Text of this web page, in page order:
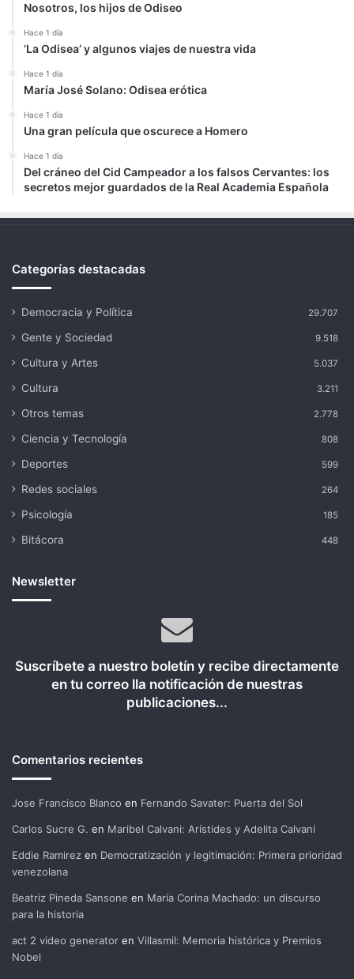
Nosotros, los hijos de Odiseo
Hace 1 día
‘La Odisea’ y algunos viajes de nuestra vida
Hace 1 día
María José Solano: Odisea erótica
Hace 1 día
Una gran película que oscurece a Homero
Hace 1 día
Del cráneo del Cid Campeador a los falsos Cervantes: los
secretos mejor guardados de la Real Academia Española
Categorías destacadas
Democracia y Política 29.707
Gente y Sociedad 9.518
Cultura y Artes 5.037
Cultura 3.211
Otros temas 2.778
Ciencia y Tecnología 808
Deportes 599
Redes sociales 264
Psicología 185
Bitácora 448
Newsletter
Suscríbete a nuestro boletín y recibe directamente
en tu correo lla notificación de nuestras
publicaciones...
Comentarios recientes
Jose Francisco Blanco en Fernando Savater: Puerta del Sol
Carlos Sucre G. en Maribel Calvani: Arístides y Adelita Calvani
Eddie Ramirez en Democratización y legitimación: Primera prioridad
venezolana
Beatriz Pineda Sansone en María Corina Machado: un discurso
para la historia
act 2 video generator en Villasmil: Memoria histórica y Premios
Nobel